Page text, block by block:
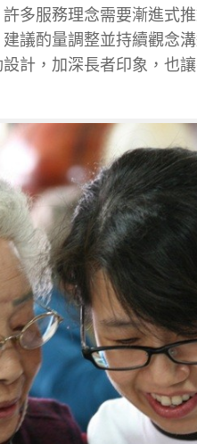
多服務理念需要漸進式
議酌量調整並持續觀念
計，加深長者印象，也